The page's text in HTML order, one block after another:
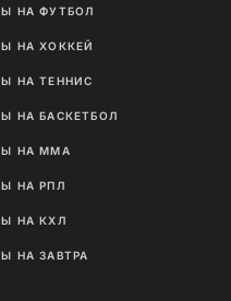
НА ФУТБОЛ
НА ХОККЕЙ
НА ТЕННИС
НА БАСКЕТБОЛ
НА MMA
НА РПЛ
НА КХЛ
НА ЗАВТРА